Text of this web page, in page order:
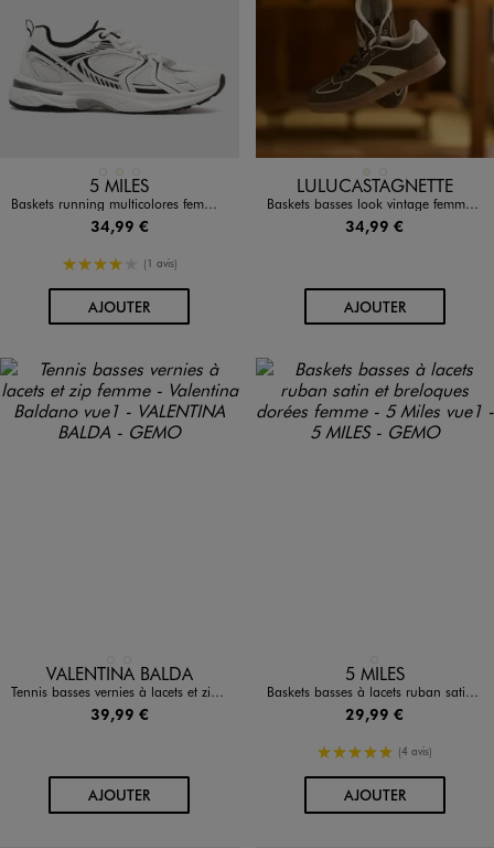
Disponible en 3 coloris
5 MILES
Baskets running multicolores femme - 5 Miles
34,99 €
4/5 de moyenne
(1 avis)
AJOUTERAU PANIER
Disponible en 2 coloris
LULUCASTAGNETTE
Baskets basses look vintage femme - LuluCastagnette
34,99 €
AJOUTERAU PANIER
Disponible en 2 coloris
VALENTINA BALDA
Tennis basses vernies à lacets et zip femme - Valentina Baldano
39,99 €
AJOUTERAU PANIER
Disponible en 1 coloris
5 MILES
Baskets basses à lacets ruban satin et breloques dorées femme - 5 Miles
29,99 €
5/5 de moyenne
(4 avis)
AJOUTERAU PANIER